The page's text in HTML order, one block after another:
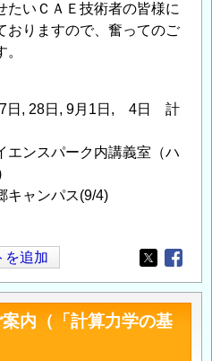
たいＣＡＥ技術者の皆様に
おりますので、奮ってのご
, 28日, 9月1日, 4日 計
ンスパーク内講義室（ハ
ンパス(9/4)
を追加
Opens in
内（「計算力学の基